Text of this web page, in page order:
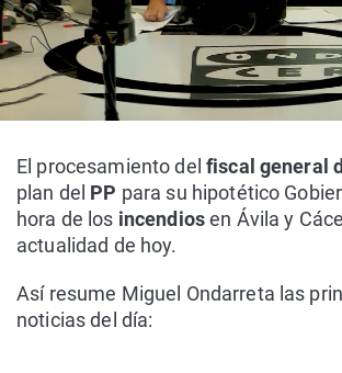
El procesamiento del fiscal general
plan del PP para su hipotético
hora de los incendiosen Ávila y
actualidad de hoy.
Así resume Miguel Ondarreta las
noticias del día: